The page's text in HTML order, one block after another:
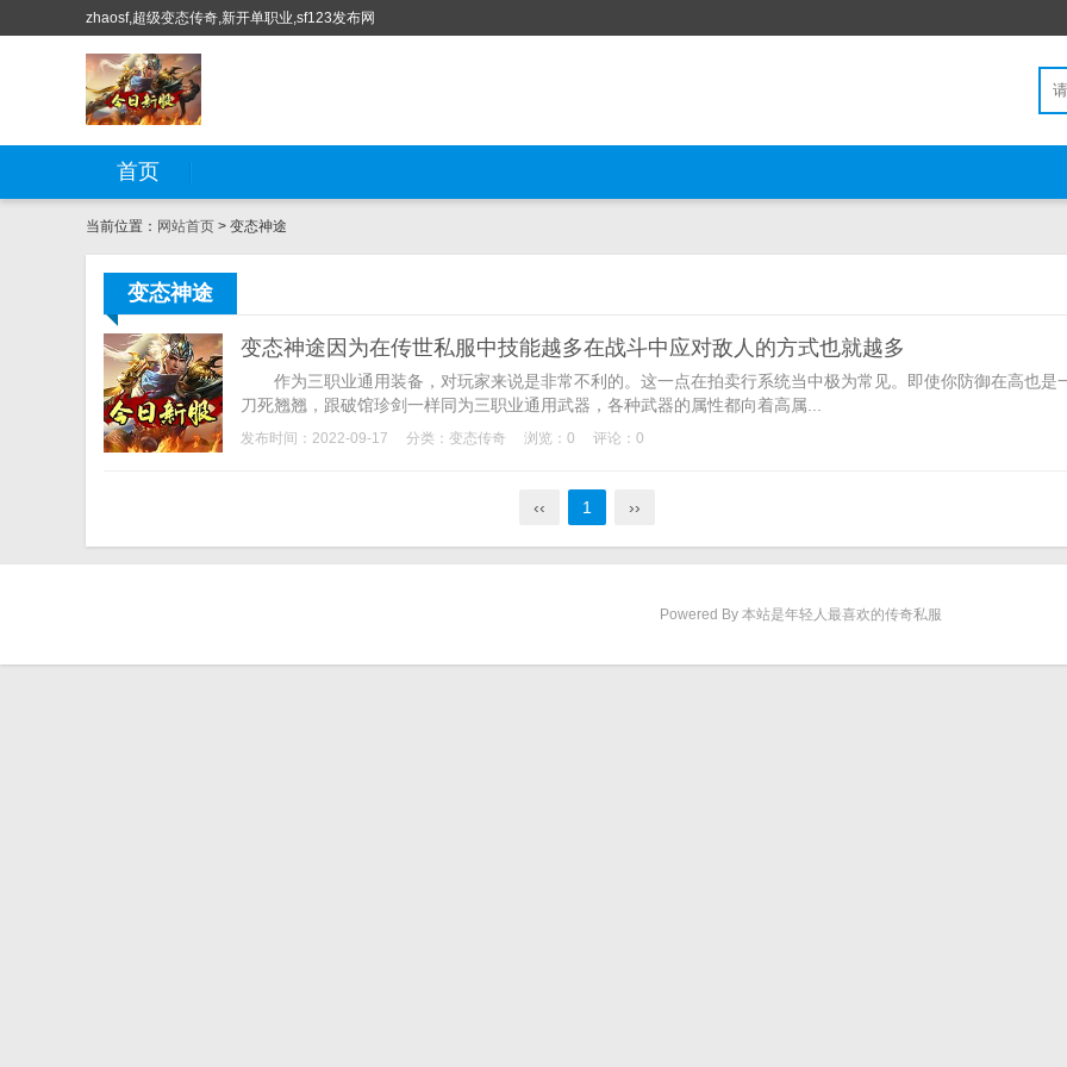
zhaosf,超级变态传奇,新开单职业,sf123发布网
首页
当前位置： 网站首页 > 变态神途
变态神途
变态神途因为在传世私服中技能越多在战斗中应对敌人的方式也就越多
作为三职业通用装备，对玩家来说是非常不利的。这一点在拍卖行系统当中极为常见。即使你防御在高也是
刀死翘翘，跟破馆珍剑一样同为三职业通用武器，各种武器的属性都向着高属...
发布时间：2022-09-17 分类： 变态传奇 浏览：0 评论：0
‹‹ 1 ››
Powered By 本站是年轻人最喜欢的传奇私服